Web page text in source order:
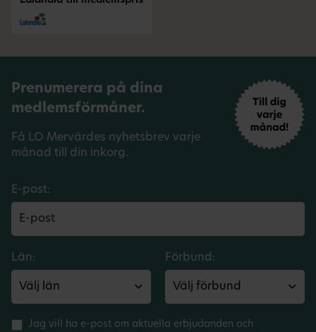
Prenumerera på dina
medlemsförmåner.
Få LO Mervärdes nyhetsbrev varje
månad till din inkorg.
E-post:
Län: Förbund:
Jag vill ha e-post om aktuella erbjudanden och